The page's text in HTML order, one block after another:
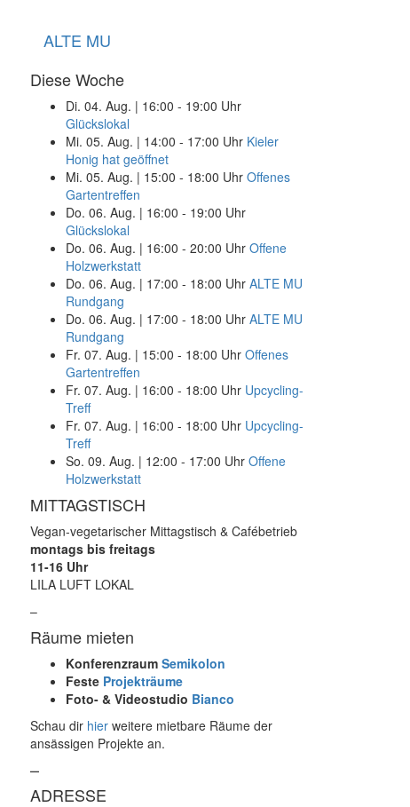
ALTE MU
Diese Woche
Di. 04. Aug. | 16:00 - 19:00 Uhr
Glückslokal
Mi. 05. Aug. | 14:00 - 17:00 Uhr Kieler
Honig hat geöffnet
Mi. 05. Aug. | 15:00 - 18:00 Uhr Offenes
Gartentreffen
Do. 06. Aug. | 16:00 - 19:00 Uhr
Glückslokal
Do. 06. Aug. | 16:00 - 20:00 Uhr Offene
Holzwerkstatt
Do. 06. Aug. | 17:00 - 18:00 Uhr ALTE MU
Rundgang
Do. 06. Aug. | 17:00 - 18:00 Uhr ALTE MU
Rundgang
Fr. 07. Aug. | 15:00 - 18:00 Uhr Offenes
Gartentreffen
Fr. 07. Aug. | 16:00 - 18:00 Uhr Upcycling-
Treff
Fr. 07. Aug. | 16:00 - 18:00 Uhr Upcycling-
Treff
So. 09. Aug. | 12:00 - 17:00 Uhr Offene
Holzwerkstatt
MITTAGSTISCH
Vegan-vegetarischer Mittagstisch & Cafébetrieb
montags bis freitags
11-16 Uhr
LILA LUFT LOKAL
–
Räume mieten
Konferenzraum Semikolon
Feste Projekträume
Foto- & Videostudio Bianco
Schau dir hier weitere mietbare Räume der
ansässigen Projekte an.
–
ADRESSE